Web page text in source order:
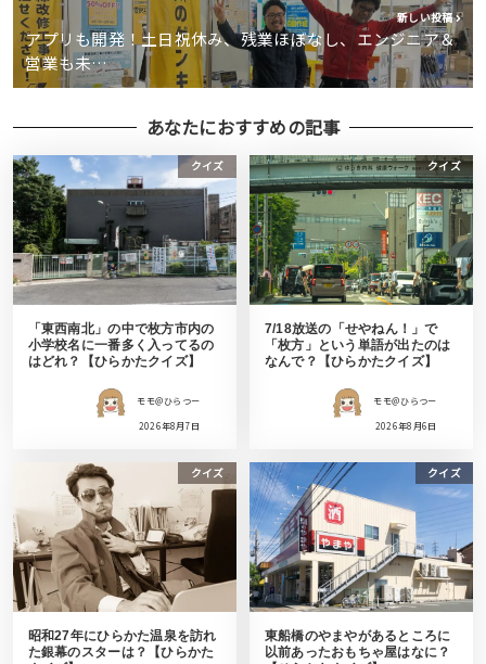
新しい投稿
アプリも開発！土日祝休み、残業ほぼなし、エンジニア＆
営業も未…
あなたにおすすめの記事
クイズ
「東西南北」の中で枚方市内の
小学校名に一番多く入ってるの
はどれ？【ひらかたクイズ】
モモ＠ひらつー
2026年8月7日
クイズ
7/18放送の「せやねん！」で
「枚方」という単語が出たのは
なんで？【ひらかたクイズ】
モモ＠ひらつー
2026年8月6日
クイズ
昭和27年にひらかた温泉を訪れ
た銀幕のスターは？【ひらかた
クイズ
東船橋のやまやがあるところに
以前あったおもちゃ屋はなに？